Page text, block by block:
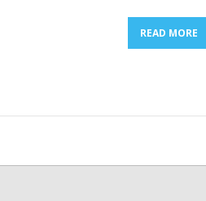
READ MORE